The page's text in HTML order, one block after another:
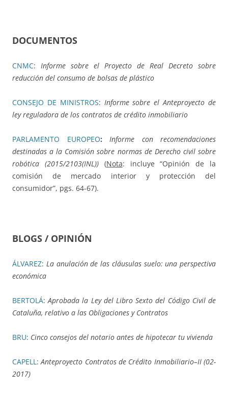
DOCUMENTOS
CNMC: Informe sobre el Proyecto de Real Decreto sobre
reducción del consumo de bolsas de plástico
CONSEJO DE MINISTROS: Informe sobre el Anteproyecto de
ley reguladora de los contratos de crédito inmobiliario
PARLAMENTO EUROPEO: Informe con recomendaciones
destinadas a la Comisión sobre normas de Derecho civil sobre
robótica (2015/2103(INL))(Nota: incluye “Opinión de la
comisión de mercado interior y protección del
consumidor”, pgs. 64-67).
BLOGS / OPINIÓN
ÁLVAREZ: La anulación de las cláusulas suelo: una perspectiva
económica
BERTOLÁ:Aprobada la Ley del Libro Sexto del Código Civil de
Cataluña, relativo a las Obligaciones y Contratos
BRU: Cinco consejos del notario antes de hipotecar tu vivienda
CAPELL:Anteproyecto Contratos de Crédito Inmobiliario–II (02-
2017)